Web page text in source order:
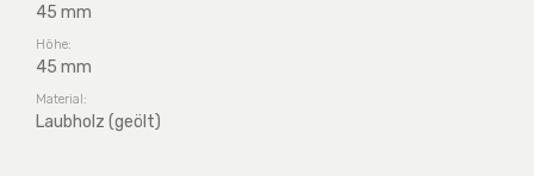
45 mm
Höhe:
45 mm
Material:
Laubholz (geölt)